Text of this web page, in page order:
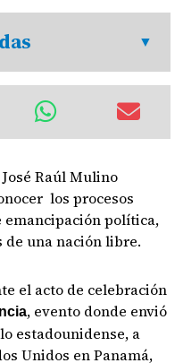
Raúl Mulino
los procesos
política,
una nación libre.
el acto de celebración
, evento donde envió
estadounidense, a
Unidos en Panamá,